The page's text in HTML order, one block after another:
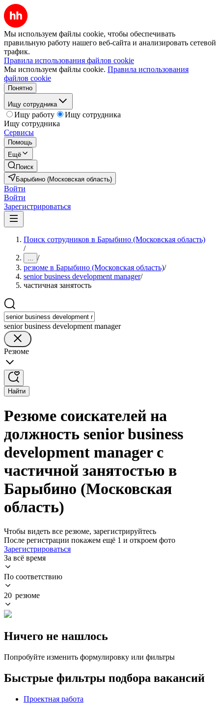
Мы используем файлы cookie, чтобы обеспечивать
правильную работу нашего веб-сайта и анализировать сетевой
трафик.
Правила использования файлов cookie
Мы используем файлы cookie. Правила использования
файлов cookie
Понятно
Ищу сотрудника
Ищу работу
Ищу сотрудника
Ищу сотрудника
Сервисы
Помощь
Ещё
Поиск
Барыбино (Московская область)
Войти
Войти
Зарегистрироваться
Поиск сотрудников в Барыбино (Московская область)
/
... /
резюме в Барыбино (Московская область)/
senior business development manager/
частичная занятость
senior business development manager
Резюме
Найти
Резюме соискателей на
должность senior business
development manager с
частичной занятостью в
Барыбино (Московская
область)
Чтобы видеть все резюме, зарегистрируйтесь
После регистрации покажем ещё 1 и откроем фото
Зарегистрироваться
За всё время
По соответствию
20 резюме
Ничего не нашлось
Попробуйте изменить формулировку или фильтры
Быстрые фильтры подбора вакансий
Проектная работа